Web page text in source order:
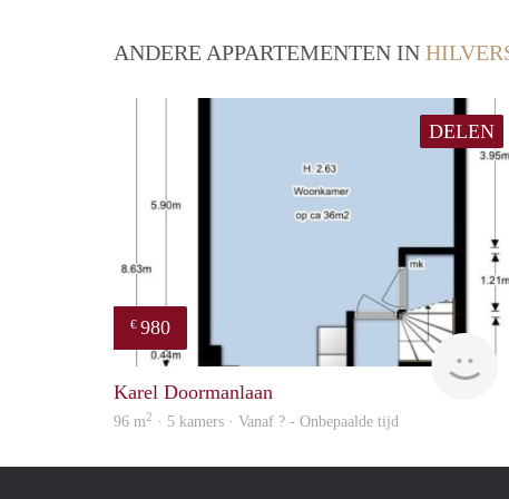
ANDERE APPARTEMENTEN IN
DELEN
€ 980
Karel Doormanlaan
96 m2 · 5 kamers · Vanaf ? - Onbepaalde tijd